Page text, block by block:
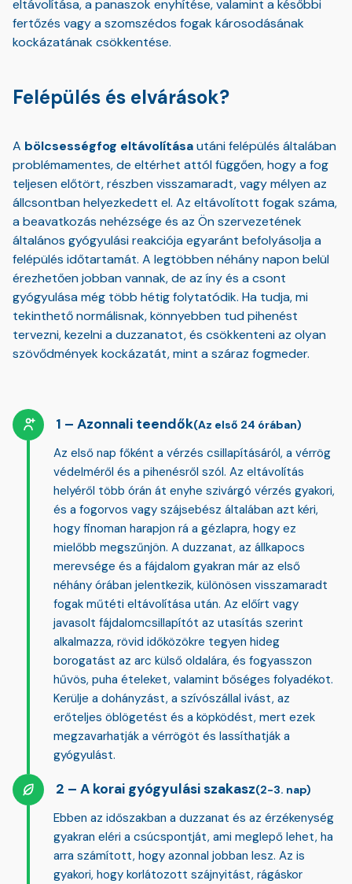
eltávolítása, a panaszok enyhítése, valamint a későbbi
fertőzés vagy a szomszédos fogak károsodásának
kockázatának csökkentése.
Felépülés és elvárások?
A bölcsességfog eltávolításautáni felépülés általában
problémamentes, de eltérhet attól függően, hogy a fog
teljesen előtört, részben visszamaradt, vagy mélyen az
állcsontban helyezkedett el. Az eltávolított fogak száma,
a beavatkozás nehézsége és az Ön szervezetének
általános gyógyulási reakciója egyaránt befolyásolja a
felépülés időtartamát. A legtöbben néhány napon belül
érezhetően jobban vannak, de az íny és a csont
gyógyulása még több hétig folytatódik. Ha tudja, mi
tekinthető normálisnak, könnyebben tud pihenést
tervezni, kezelni a duzzanatot, és csökkenteni az olyan
szövődmények kockázatát, mint a száraz fogmeder.
Azonnali teendők(Az első 24 órában)
Az első nap főként a vérzés csillapításáról, a vérrög
védelméről és a pihenésről szól. Az eltávolítás
helyéről több órán át enyhe szivárgó vérzés gyakori,
és a fogorvos vagy szájsebész általában azt kéri,
hogy finoman harapjon rá a gézlapra, hogy ez
mielőbb megszűnjön. A duzzanat, az állkapocs
merevsége és a fájdalom gyakran már az első
néhány órában jelentkezik, különösen visszamaradt
fogak műtéti eltávolítása után. Az előírt vagy
javasolt fájdalomcsillapítót az utasítás szerint
alkalmazza, rövid időközökre tegyen hideg
borogatást az arc külső oldalára, és fogyasszon
hűvös, puha ételeket, valamint bőséges folyadékot.
Kerülje a dohányzást, a szívószállal ivást, az
erőteljes öblögetést és a köpködést, mert ezek
megzavarhatják a vérrögöt és lassíthatják a
gyógyulást.
A korai gyógyulási szakasz(2-3. nap)
Ebben az időszakban a duzzanat és az érzékenység
gyakran eléri a csúcspontját, ami meglepő lehet, ha
arra számított, hogy azonnal jobban lesz. Az is
gyakori, hogy korlátozott szájnyitást, rágáskor